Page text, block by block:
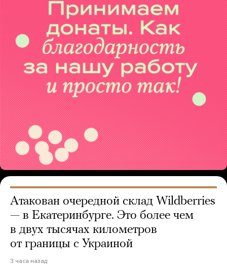
Атакован очередной склад Wildberries
— в Екатеринбурге. Это более чем
в двух тысячах километров
от границы с Украиной
3 часа назад